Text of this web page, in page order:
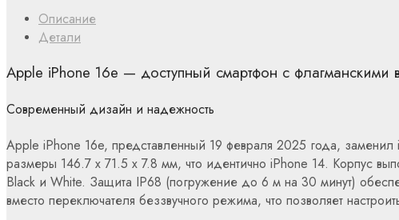
Описание
Детали
Apple iPhone 16e — доступный смартфон с флагманскими
Современный дизайн и надежность
Apple iPhone 16e, представленный 19 февраля 2025 года,
размеры 146.7 x 71.5 x 7.8 мм, что идентично iPhone 14. Корпус
Black и White. Защита IP68 (погружение до 6 м на 30 минут)
вместо переключателя беззвучного режима, что позволяет